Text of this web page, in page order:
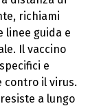
richiami
linee guida e
Il vaccino
e
contro il virus.
a lungo